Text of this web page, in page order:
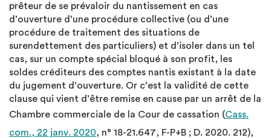
prêteur de se prévaloir du nantissement en cas
d’ouverture d’une procédure collective (ou d’une
procédure de traitement des situations de
surendettement des particuliers) et d’isoler dans un tel
cas, sur un compte spécial bloqué à son profit, les
soldes créditeurs des comptes nantis existant à la date
du jugement d’ouverture. Or c’est la validité de cette
clause qui vient d’être remise en cause par un arrêt de la
Chambre commerciale de la Cour de cassation (Cass.
com., 22 janv. 2020, n° 18-21.647, F-P+B ; D. 2020. 212),